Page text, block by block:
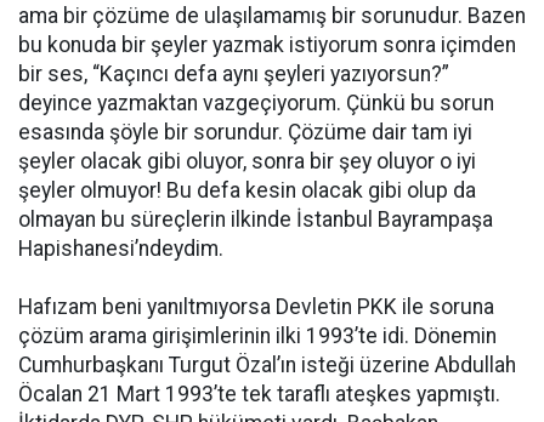
ama bir çözüme de ulaşılamamış bir sorunudur. Bazen
bu konuda bir şeyler yazmak istiyorum sonra içimden
bir ses, “Kaçıncı defa aynı şeyleri yazıyorsun?”
deyince yazmaktan vazgeçiyorum. Çünkü bu sorun
esasında şöyle bir sorundur. Çözüme dair tam iyi
şeyler olacak gibi oluyor, sonra bir şey oluyor o iyi
şeyler olmuyor! Bu defa kesin olacak gibi olup da
olmayan bu süreçlerin ilkinde İstanbul Bayrampaşa
Hapishanesi’ndeydim.
Hafızam beni yanıltmıyorsa Devletin PKK ile soruna
çözüm arama girişimlerinin ilki 1993’te idi. Dönemin
Cumhurbaşkanı Turgut Özal’ın isteği üzerine Abdullah
Öcalan 21 Mart 1993’te tek taraflı ateşkes yapmıştı.